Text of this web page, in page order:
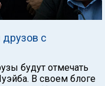
друзов с
будут отмечать
В своем блоге